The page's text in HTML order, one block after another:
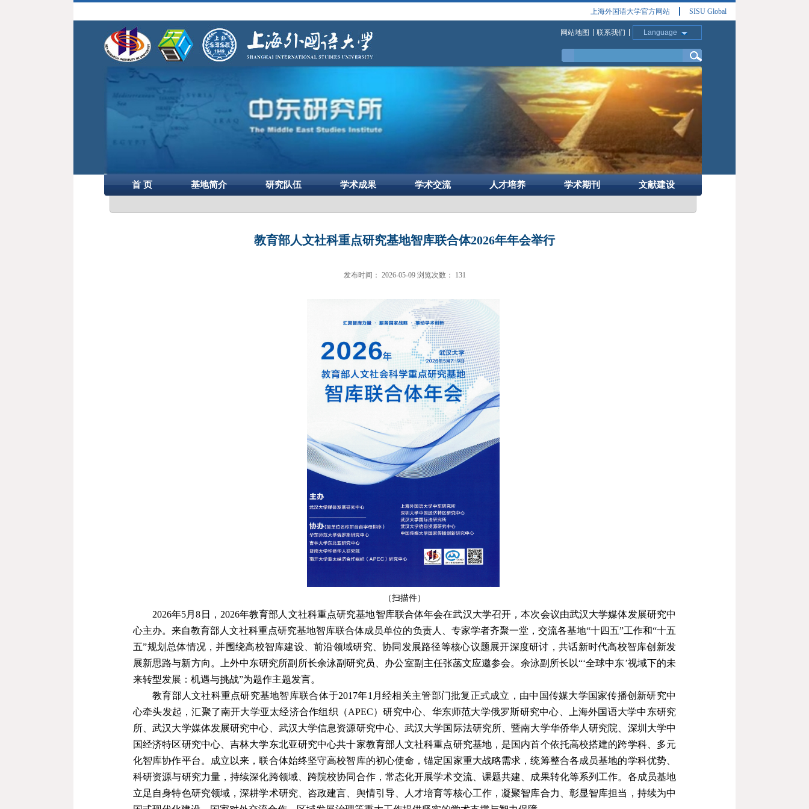
上海外国语大学官方网站 SISU Global
网站地图 联系我们 Language
首 页 基地简介 研究队伍 学术成果 学术交流 人才培养 学术期刊 文献建设
教育部人文社科重点研究基地智库联合体2026年年会举行
发布时间： 2026-05-09 浏览次数： 131
（扫描件）
2026年5月8 日， 2026年教育部人文社科重点研究基地智库联合体年会在武汉大学召开，本次会议由武汉大学媒体发展研究中
心主办。来自教育部人文社科重点研究基地智库联合体成员单位的负责人、专家学者齐聚一堂，交流各基地“十四五”工作和“十五
五”规划总体情况，并围绕高校智库建设、前沿领域研究、协同发展路径等核心议题展开深度研讨，共话新时代高校智库创新发
展新思路与新方向。上外中东研究所副所长余泳副研究员、办公室副主任张菡文应邀参会。余泳副所长以“‘全球中东’视域下的未
来转型发展：机遇与挑战”为题作主题发言。
教育部人文社科重点研究基地智库联合体于2017年1 月经相关主管部门批复正式成立，由中国传媒大学国家传播创新研究中
心牵头发起，汇聚了南开大学亚太经济合作组织（APEC）研究中心、华东师范大学俄罗斯研究中心、上海外国语大学中东研究
所、武汉大学媒体发展研究中心、武汉大学信息资源研究中心、武汉大学国际法研究所、暨南大学华侨华人研究院、深圳大学中
国经济特区研究中心、吉林大学东北亚研究中心共十家教育部人文社科重点研究基地，是国内首个依托高校搭建的跨学科、多元
化智库协作平台。成立以来，联合体始终坚守高校智库的初心使命，锚定国家重大战略需求，统筹整合各成员基地的学科优势、
科研资源与研究力量，持续深化跨领域、跨院校协同合作，常态化开展学术交流、课题共建、成果转化等系列工作。各成员基地
立足自身特色研究领域，深耕学术研究、咨政建言、舆情引导、人才培育等核心工作，凝聚智库合力、彰显智库担当，持续为中